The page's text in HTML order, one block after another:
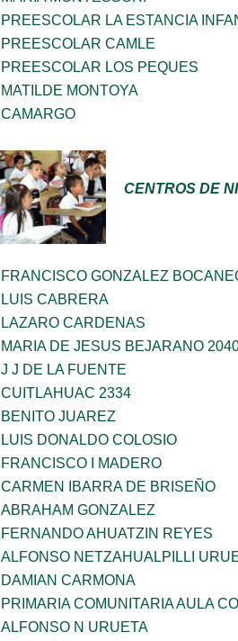
PREESCOLAR LA ESTANCIA
PREESCOLAR CAMLE
PREESCOLAR LOS PEQUES
MATILDE MONTOYA
CAMARGO
CENTROS DE
FRANCISCO GONZALEZ
LUIS CABRERA
LAZARO CARDENAS
MARIA DE JESUS BEJARANO
J J DE LA FUENTE
CUITLAHUAC 2334
BENITO JUAREZ
LUIS DONALDO COLOSIO
FRANCISCO I MADERO
CARMEN IBARRA DE BRISEÑO
ABRAHAM GONZALEZ
FERNANDO AHUATZIN REYES
ALFONSO NETZAHUALPILLI
DAMIAN CARMONA
PRIMARIA COMUNITARIA AULA
ALFONSO N URUETA